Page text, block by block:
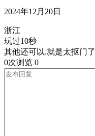
2024年12月20日
浙江
玩过10秒
其他还可以.就是太抠门了
0次浏览 0